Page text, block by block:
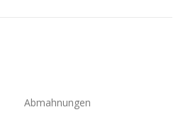
Abmahnungen